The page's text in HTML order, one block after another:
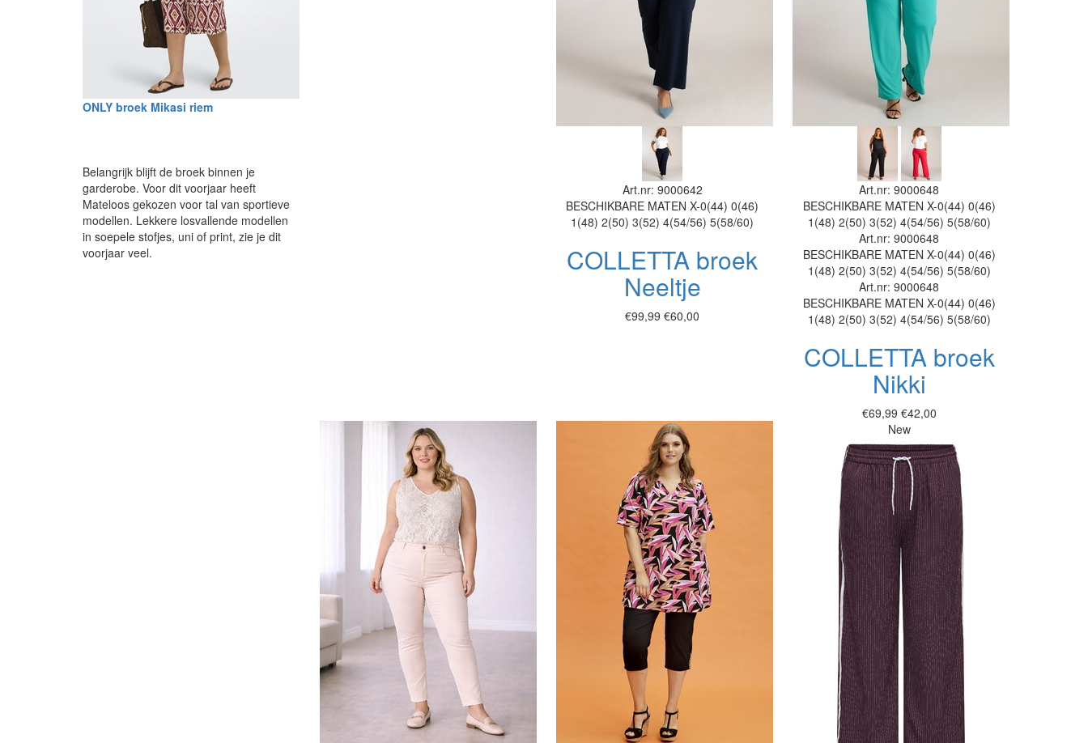
ONLY broek Mikasi riem
Belangrijk blijft de broek binnen je
garderobe. Voor dit voorjaar heeft
Mateloos gekozen voor tal van sportieve
modellen. Lekkere losvallende modellen
in soepele stofjes, uni of print, zie je dit
voorjaar veel.
Art.nr: 9000642
BESCHIKBARE MATEN X-0(44) 0(46)
1(48) 2(50) 3(52) 4(54/56) 5(58/60)
COLLETTA broek
Neeltje
€99,99 €60,00
Art.nr: 9000648
BESCHIKBARE MATEN X-0(44) 0(46)
1(48) 2(50) 3(52) 4(54/56) 5(58/60)
Art.nr: 9000648
BESCHIKBARE MATEN X-0(44) 0(46)
1(48) 2(50) 3(52) 4(54/56) 5(58/60)
Art.nr: 9000648
BESCHIKBARE MATEN X-0(44) 0(46)
1(48) 2(50) 3(52) 4(54/56) 5(58/60)
COLLETTA broek
Nikki
€69,99 €42,00
New